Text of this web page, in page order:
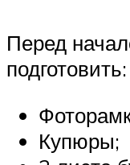
Перед
подготовить:
Купюры;